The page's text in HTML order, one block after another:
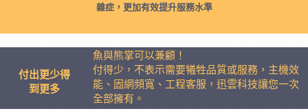
雜症，更加有效提升服務水準
付出更少得
到更多
魚與熊掌可以兼顧！
付得少，不表示需要犧牲品質或服務，主機效
能、固網頻寬、工程客服，迅雲科技讓您一次
全部擁有。